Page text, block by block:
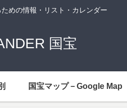
めの情報・リスト・カレンダー
国宝
国宝マップ－Google Map